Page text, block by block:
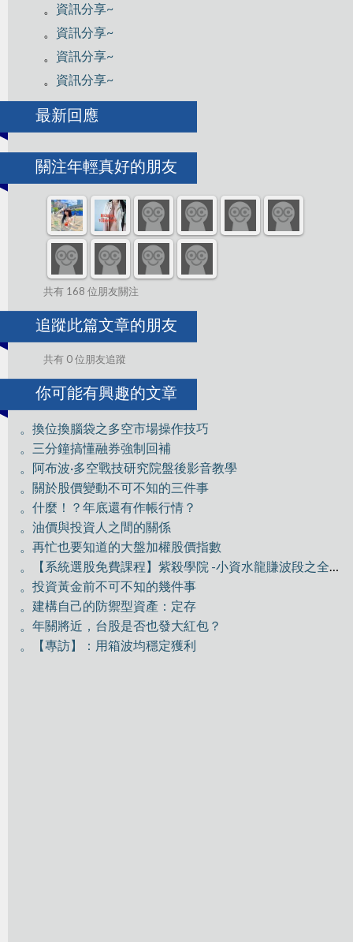
。 資訊分享~
。 資訊分享~
。 資訊分享~
。 資訊分享~
最新回應
關注年輕真好的朋友
共有 168 位朋友關注
追蹤此篇文章的朋友
共有 0 位朋友追蹤
你可能有興趣的文章
。換位換腦袋之多空市場操作技巧
。三分鐘搞懂融券強制回補
。阿布波·多空戰技研究院盤後影音教學
。關於股價變動不可不知的三件事
。什麼！？年底還有作帳行情？
。油價與投資人之間的關係
。再忙也要知道的大盤加權股價指數
。【系統選股免費課程】紫殺學院 -小資水龍賺波段之全員獵殺GIS
。投資黃金前不可不知的幾件事
。建構自己的防禦型資產：定存
。年關將近，台股是否也發大紅包？
。【專訪】：用箱波均穩定獲利